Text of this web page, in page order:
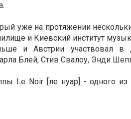
уже на протяжении
и Киевский институт
и Австрии участвовал в
Блей, Стив Свалоу, Энди
Le Noir [ле нуар] - одного